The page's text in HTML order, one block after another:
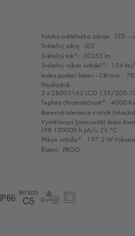
Mode
selection
Poloha světelného zdroje: STD –
Světelný zdroj: LED
Světelný tok*: 30353 lm
Světelný výkon svítidel*: 154
Index podáni barev - CRI min.: 70
Předřadník:
2 x 28003163 LCO 135/200-
Teplota chromatičnosti*: 4000
Barevná tolerance v místě
Vyměřovací (jmenovitá) doba
L98 100000 h při/u 25 °C
Příkon svítidla*: 197,2 W
Řízení: PROG